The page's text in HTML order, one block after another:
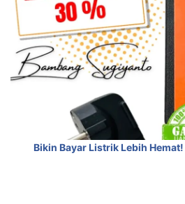
Bikin Bayar Listrik Lebih Hemat!